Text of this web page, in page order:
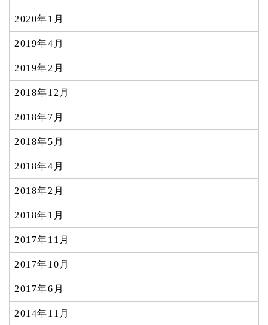
2020年1月
2019年4月
2019年2月
2018年12月
2018年7月
2018年5月
2018年4月
2018年2月
2018年1月
2017年11月
2017年10月
2017年6月
2014年11月